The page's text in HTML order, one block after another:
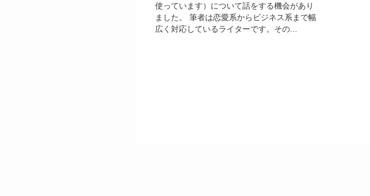
使っています）について話をする機会があり
ました。 筆者は恋愛系からビジネス系まで幅
広く対応しているライターです。その...